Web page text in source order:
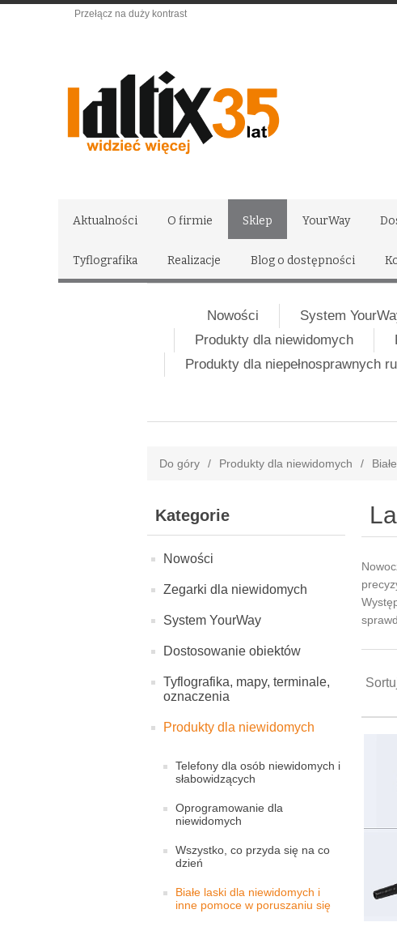
Przełącz na duży kontrast
Aktualności O firmie Sklep YourWay
Tyflografika Realizacje Blog o dostępności
Nowości System
Produkty dla niewidomych
Produkty dla niepełnosprawnych
Do góry / Produkty dla niewidomych /
Kategorie
Nowości
Zegarki dla niewidomych
System YourWay
Dostosowanie obiektów
Tyflografika, mapy, terminale,
oznaczenia
Produkty dla niewidomych
Telefony dla osób niewidomych i
słabowidzących
Oprogramowanie dla
niewidomych
Wszystko, co przyda się na co
dzień
Białe laski dla niewidomych i
inne pomoce w poruszaniu się